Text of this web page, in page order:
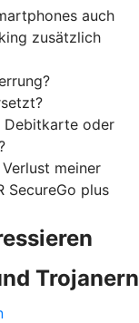
auch
zusätzlich
Debitkarte oder
meiner
SecureGo plus
Trojanern